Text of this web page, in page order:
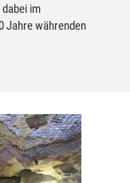
im
Jahre währenden